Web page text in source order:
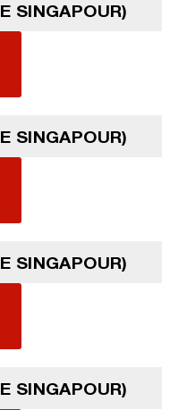
SINGAPOUR)
SINGAPOUR)
SINGAPOUR)
SINGAPOUR)